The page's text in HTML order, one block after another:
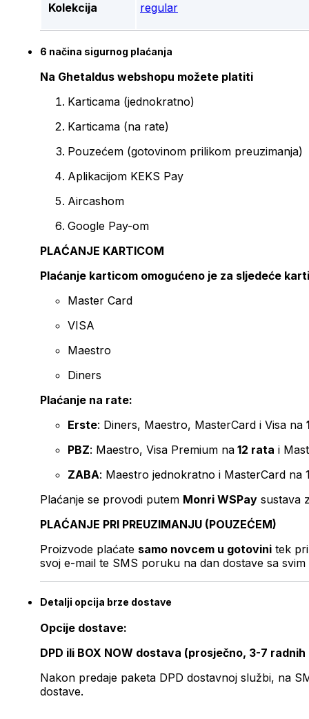
Kolekcija regular
6 načina sigurnog plaćanja
Na Ghetaldus webshopu možete platiti
Karticama (jednokratno)
Karticama (na rate)
Pouzećem (gotovinom prilikom preuzimanja)
Aplikacijom KEKS Pay
Aircashom
Google Pay-om
PLAĆANJE KARTICOM
Plaćanje karticom omogućeno je za sljedeće
Master Card
VISA
Maestro
Diners
Plaćanje na rate:
Erste: Diners, Maestro, MasterCard i Visa na
PBZ: Maestro, Visa Premium na 12 rata i
ZABA: Maestro jednokratno i MasterCard na
Plaćanje se provodi putem Monri WSPay sustava
PLAĆANJE PRI PREUZIMANJU (POUZEĆEM)
Proizvode plaćate samo novcem u gotovini tek
svoj e-mail te SMS poruku na dan dostave sa svim
Detalji opcija brze dostave
Opcije dostave:
DPD ili BOX NOW dostava (prosječno, 3-7 radnih
Nakon predaje paketa DPD dostavnoj službi, na
dostave.